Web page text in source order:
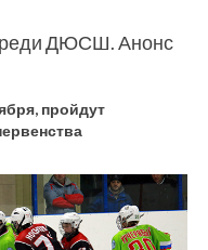
ВАКАНСИИ
ДЮСШ. Анонс
пройдут